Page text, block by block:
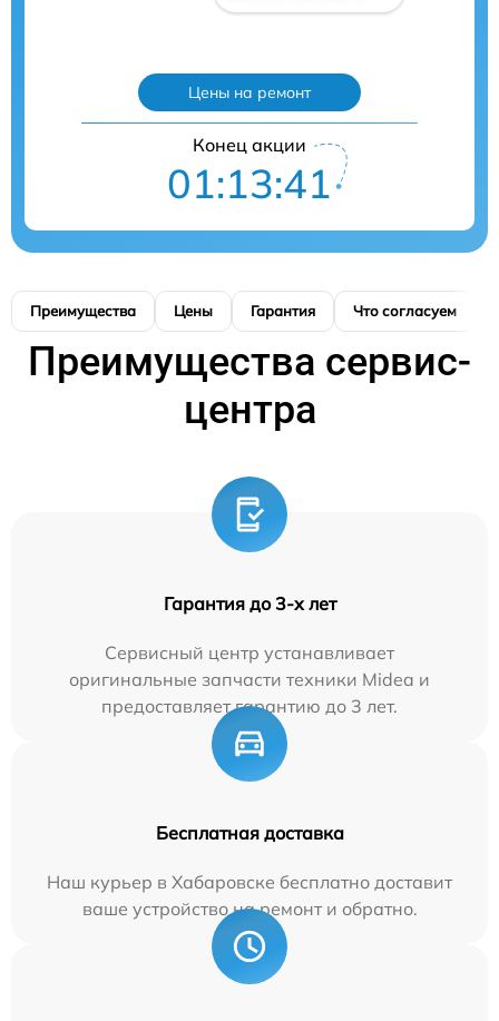
Цены на ремонт
Конец акции
01:13:40
Преимущества Цены Гарантия Что согласуем
Преимущества сервис-
центра
Гарантия до 3-х лет
Сервисный центр устанавливает
оригинальные запчасти техники Midea и
предоставляет гарантию до 3 лет.
Бесплатная доставка
Наш курьер в Хабаровске бесплатно доставит
ваше устройство на ремонт и обратно.